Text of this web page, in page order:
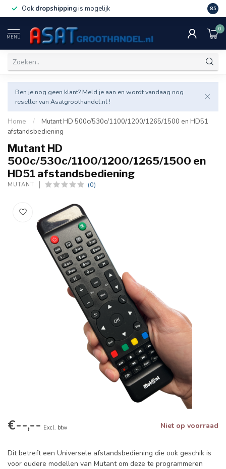
Ook dropshippingis mogelijk Veel
8.5
MENU
0
Ben je nog geen klant? Meld je aan en wordt vandaag nog
reseller van Asatgroothandel.nl !
Home /
Mutant HD 500c/530c/1100/1200/1265/1500 en HD51
afstandsbediening
Mutant HD
500c/530c/1100/1200/1265/1500 en
HD51 afstandsbediening
MUTANT (0)
€--,-- Excl. btw Niet op voorraad
Dit betreft een Universele afstandsbediening die ook geschik is
voor oudere modellen van Mutant om deze te programmeren